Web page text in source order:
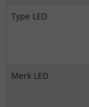
Type LED
Merk LED